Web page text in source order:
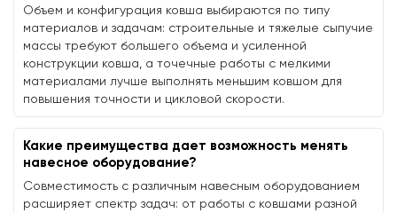
Объем и конфигурация ковша выбираются по типу
материалов и задачам: строительные и тяжелые сыпучие
массы требуют большего объема и усиленной
конструкции ковша, а точечные работы с мелкими
материалами лучше выполнять меньшим ковшом для
повышения точности и цикловой скорости.
Какие преимущества дает возможность менять
навесное оборудование?
Совместимость с различным навесным оборудованием
расширяет спектр задач: от работы с ковшами разной